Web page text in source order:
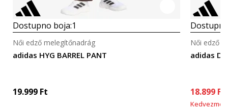
Dostupno boja:1
adidas HYG BARREL PANT
Női edző melegítőnadrág
19.999 Ft
adidas
Női edző
18.899 Ft